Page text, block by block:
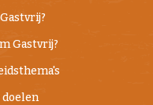
Gastvrij?